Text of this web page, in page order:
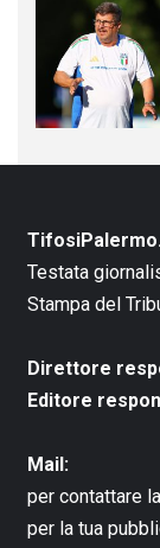
Testata
Stampa del
Direttore
Editore
Mail:
per contattare
per la tua